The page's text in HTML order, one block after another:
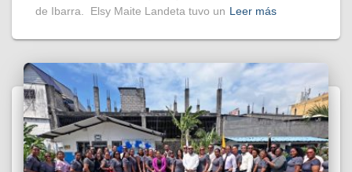
de Ibarra. Elsy Maite Landeta tuvo un Leer más